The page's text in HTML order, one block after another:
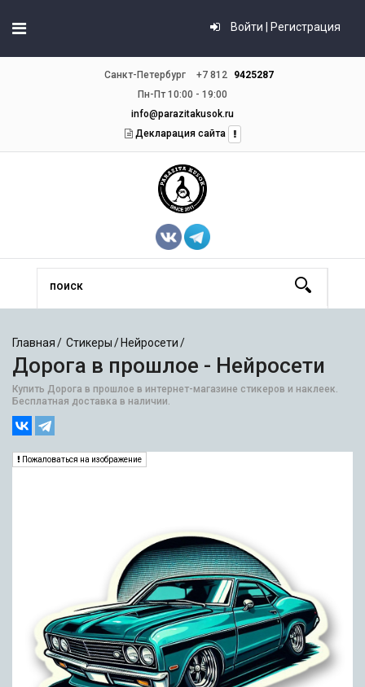
Войти | Регистрация
Санкт-Петербург +7 812
9425287
Пн-Пт 10:00 - 19:00
info@parazitakusok.ru
Декларация сайта
Главная Стикеры Нейросети
Дорога в прошлое - Нейросети
Купить Дорога в прошлое в интернет-магазине стикеров и наклеек.
Бесплатная доставка в наличии.
Пожаловаться на изображение